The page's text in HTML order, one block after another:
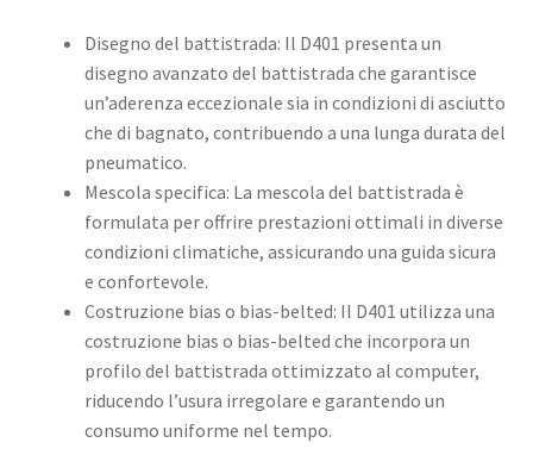
Disegno del battistrada: Il D401 presenta un
disegno avanzato del battistrada che garantisce
un’aderenza eccezionale sia in condizioni di asciutto
che di bagnato, contribuendo a una lunga durata del
pneumatico. ​
Mescola specifica: La mescola del battistrada è
formulata per offrire prestazioni ottimali in diverse
condizioni climatiche, assicurando una guida sicura
e confortevole. ​
Costruzione bias o bias-belted: Il D401 utilizza una
costruzione bias o bias-belted che incorpora un
profilo del battistrada ottimizzato al computer,
riducendo l’usura irregolare e garantendo un
consumo uniforme nel tempo. ​